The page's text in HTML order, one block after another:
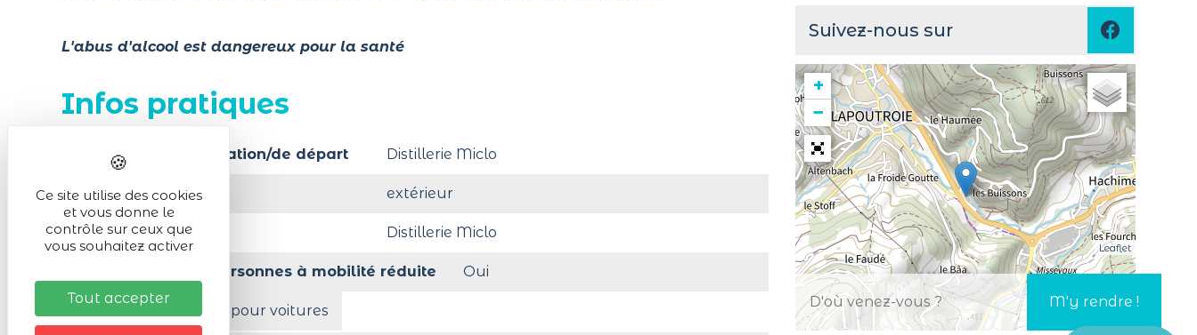
Suivez-nous sur
+
−
Leaflet
L'abus d'alcool est dangereux pour la santé
Infos pratiques
Lieu de la manifestation/de départ Distillerie Miclo
Activité en : extérieur
Organisé par Distillerie Miclo
Accessibilité aux personnes à mobilité réduite Oui
Parking privé gratuit pour voitures
Ce site utilise des cookies
et vous donne le
contrôle sur ceux que
vous souhaitez activer
Tout accepter